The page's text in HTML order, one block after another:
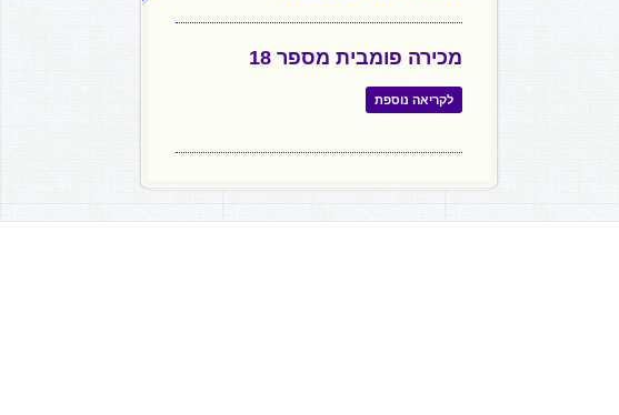
מכירה פומבית מספר 18
לקריאה נוספת